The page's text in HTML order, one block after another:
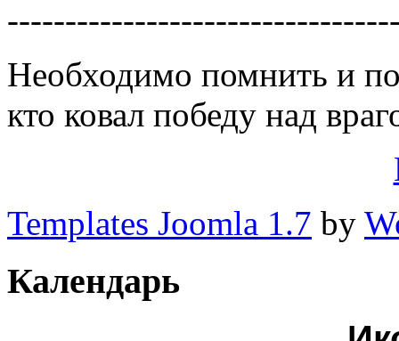
Необходимо помнить и
кто ковал победу над
Templates Joomla 1.7 by
Календарь